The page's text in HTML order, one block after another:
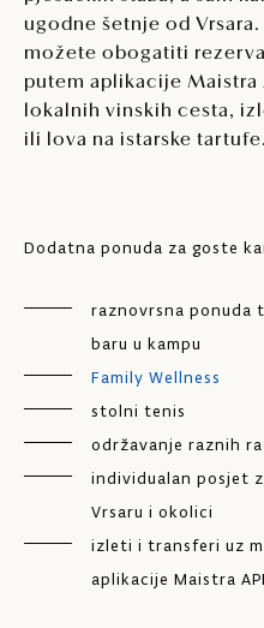
ugodne šetnje od
možete obogatiti
putem aplikacije Maistra
lokalnih vinskih cesta,
ili lova na istarske tartufe.
Dodatna ponuda za goste
raznovrsna ponuda
baru u kampu
Family Wellness
stolni tenis
održavanje raznih
individualan posjet
Vrsaru i okolici
izleti i transferi uz
aplikacije Maistra